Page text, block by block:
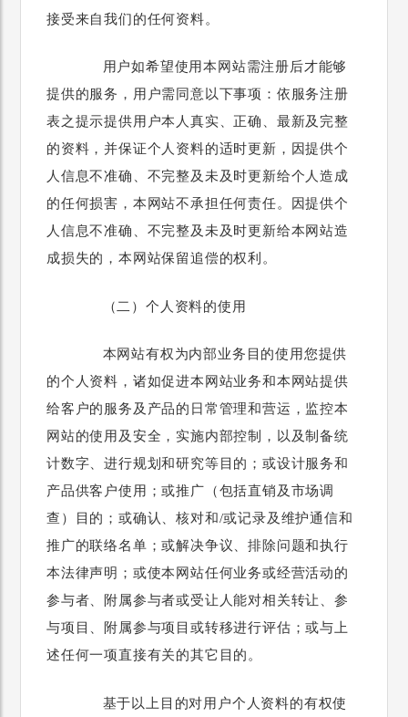
接受来自我们的任何资料。
用户如希望使用本网站需注册后才能够
提供的服务，用户需同意以下事项：依服务注册
表之提示提供用户本人真实、正确、最新及完整
的资料，并保证个人资料的适时更新，因提供个
人信息不准确、不完整及未及时更新给个人造成
的任何损害，本网站不承担任何责任。因提供个
人信息不准确、不完整及未及时更新给本网站造
成损失的，本网站保留追偿的权利。
（二）个人资料的使用
本网站有权为内部业务目的使用您提供
的个人资料，诸如促进本网站业务和本网站提供
给客户的服务及产品的日常管理和营运，监控本
网站的使用及安全，实施内部控制，以及制备统
计数字、进行规划和研究等目的；或设计服务和
产品供客户使用；或推广（包括直销及市场调
查）目的；或确认、核对和/或记录及维护通信和
推广的联络名单；或解决争议、排除问题和执行
本法律声明；或使本网站任何业务或经营活动的
参与者、附属参与者或受让人能对相关转让、参
与项目、附属参与项目或转移进行评估；或与上
述任何一项直接有关的其它目的。
基于以上目的对用户个人资料的有权使